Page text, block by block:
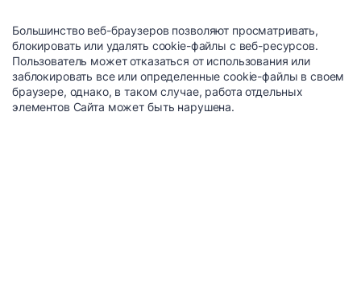
Большинство веб-браузеров позволяют просматривать,
блокировать или удалять cookie-файлы с веб-ресурсов.
Пользователь может отказаться от использования или
заблокировать все или определенные cookie-файлы в своем
браузере, однако, в таком случае, работа отдельных
элементов Сайта может быть нарушена.